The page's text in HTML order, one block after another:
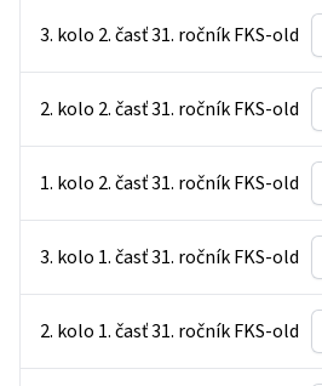
3. kolo 2. časť 31. ročník FKS-old
2. kolo 2. časť 31. ročník FKS-old
1. kolo 2. časť 31. ročník FKS-old
3. kolo 1. časť 31. ročník FKS-old
2. kolo 1. časť 31. ročník FKS-old